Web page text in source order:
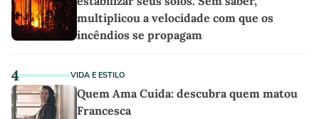
multiplicou a velocidade com que os
incêndios se propagam
4 VIDA E ESTILO
Quem Ama Cuida: descubra quem matou
Francesca